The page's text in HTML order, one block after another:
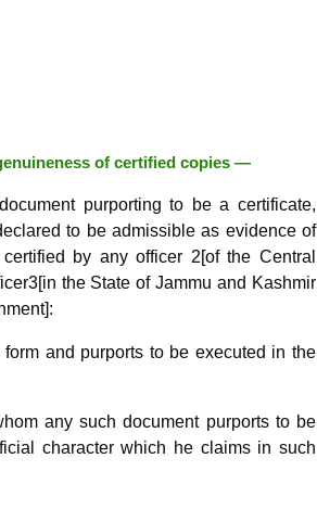
of certified copies —
purporting to be a certificate,
to be admissible as evidence of
by any officer 2[of the Central
the State of Jammu and Kashmir
and purports to be executed in the
any such document purports to be
character which he claims in such